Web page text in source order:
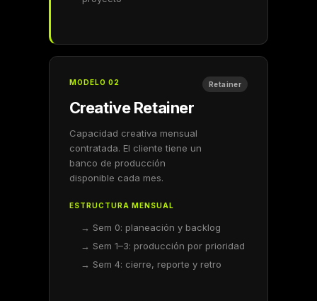
MODELO 02
Creative Retainer
Capacidad creativa mensual
contratada. El cliente tiene un
banco de producción
disponible cada mes.
Retainer
ESTRUCTURA MENSUAL
→ Sem 0: planeación y backlog
→ Sem 1–3: producción por prioridad
→ Sem 4: cierre, reporte y retro